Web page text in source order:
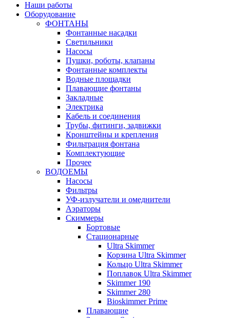
Наши работы
Оборудование
ФОНТАНЫ
Фонтанные насадки
Cветильники
Насосы
Пушки, роботы, клапаны
Фонтанные комплекты
Водные площадки
Плавающие фонтаны
Закладные
Электрика
Кабель и соединения
Трубы, фитинги, задвижки
Кронштейны и крепления
Фильтрация фонтана
Комплектующие
Прочее
ВОДОЕМЫ
Насосы
Фильтры
УФ-излучатели и омеднители
Аэраторы
Cкиммеры
Бортовые
Стационарные
Ultra Skimmer
Корзина Ultra Skimmer
Кольцо Ultra Skimmer
Поплавок Ultra Skimmer
Skimmer 190
Skimmer 280
Bioskimmer Prime
Плавающие